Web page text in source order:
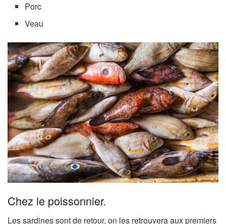
Porc
Veau
Chez le poissonnier.
Les sardines sont de retour, on les retrouvera aux premiers